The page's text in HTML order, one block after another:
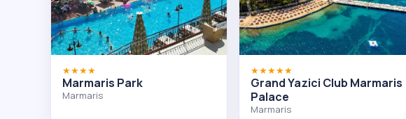
★★★★
Marmaris Park
Marmaris
★★★★★
Grand Yazici Club Marmaris
Palace
Marmaris